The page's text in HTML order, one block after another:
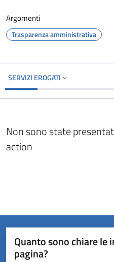
Argomenti
Trasparenza amministrativa
SERVIZI EROGATI
Non sono state
action
Quanto sono chiare
pagina?